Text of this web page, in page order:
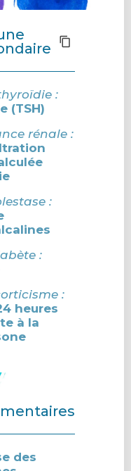
:
(TSH)
rénale :
:
:
:
heures
à la
des